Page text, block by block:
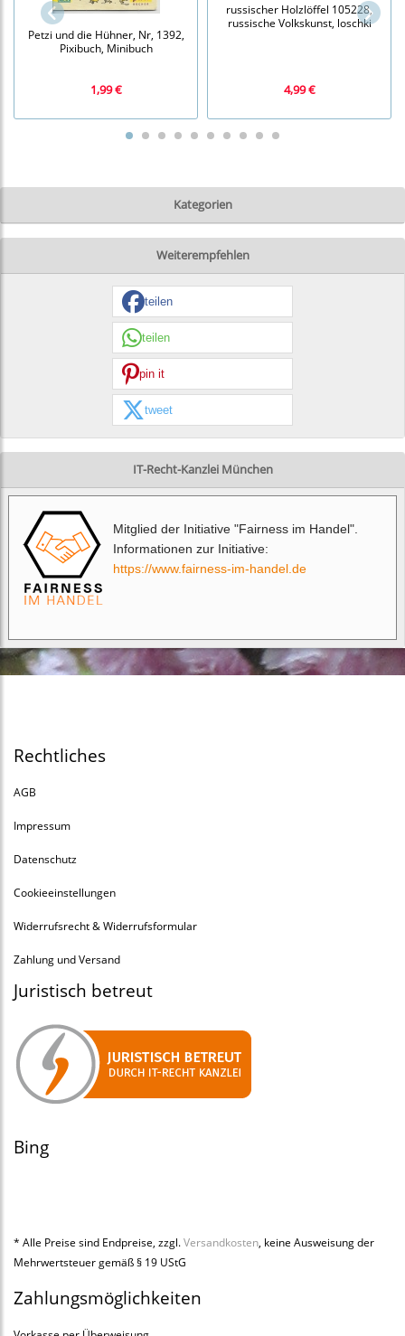
Kategorien
Petzi und die Hühner, Nr, 1392,
Pixibuch, Minibuch
1,99 €
russischer Holzlöffel 105228,
russische Volkskunst, loschki
4,99 €
Weiterempfehlen
teilen
teilen
pin it
tweet
IT-Recht-Kanzlei München
Mitglied der Initiative "Fairness im Handel".
Informationen zur Initiative:
https://www.fairness-im-handel.de
Rechtliches
AGB
Impressum
Datenschutz
Cookieeinstellungen
Widerrufsrecht & Widerrufsformular
Zahlung und Versand
Juristisch betreut
Bing
* Alle Preise sind Endpreise, zzgl.Versandkosten, keine Ausweisung der
Mehrwertsteuer gemäß § 19 UStG
Zahlungsmöglichkeiten